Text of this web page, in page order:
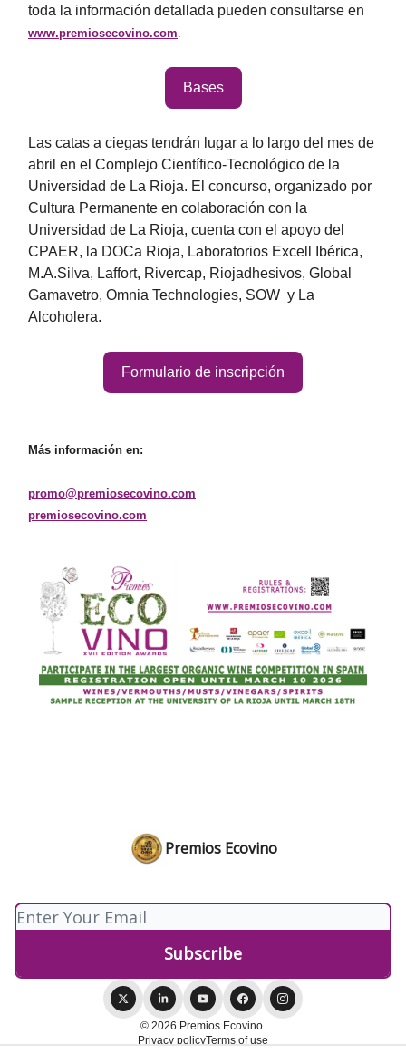
toda la información detallada pueden consultarse en
www.premiosecovino.com
Bases
Las catas a ciegas tendrán lugar a lo largo del mes de
abril en el Complejo Científico-Tecnológico de la
Universidad de La Rioja. El concurso, organizado por
Cultura Permanente en colaboración con la
Universidad de La Rioja, cuenta con el apoyo del
CPAER, la DOCa Rioja, Laboratorios Excell Ibérica,
M.A.Silva, Laffort, Rivercap, Riojadhesivos, Global
Gamavetro, Omnia Technologies, SOW y La
Alcoholera.
Formulario de inscripción
Más información en:
promo@premiosecovino.com
premiosecovino.com
Premios Ecovino
© 2026 Premios Ecovino.
Privacy policyTerms of use